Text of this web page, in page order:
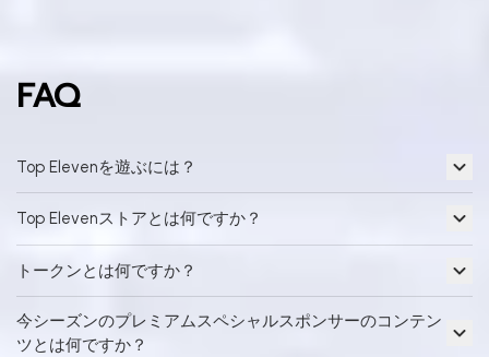
FAQ
Top Elevenを遊ぶには？
Top Elevenストアとは何ですか？
トークンとは何ですか？
今シーズンのプレミアムスペシャルスポンサーのコンテン
ツとは何ですか？